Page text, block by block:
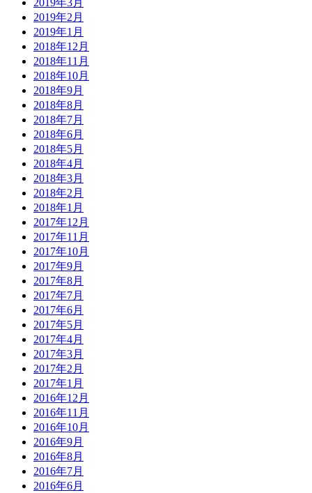
2019年3月
2019年2月
2019年1月
2018年12月
2018年11月
2018年10月
2018年9月
2018年8月
2018年7月
2018年6月
2018年5月
2018年4月
2018年3月
2018年2月
2018年1月
2017年12月
2017年11月
2017年10月
2017年9月
2017年8月
2017年7月
2017年6月
2017年5月
2017年4月
2017年3月
2017年2月
2017年1月
2016年12月
2016年11月
2016年10月
2016年9月
2016年8月
2016年7月
2016年6月